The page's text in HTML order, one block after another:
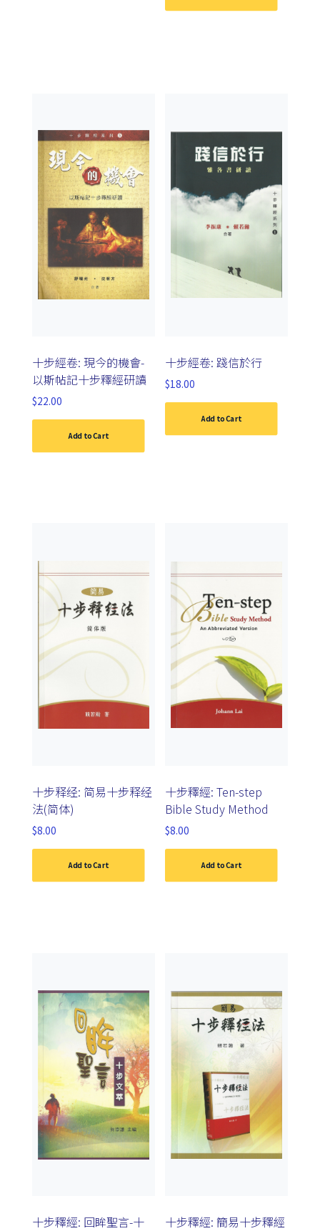
十步經卷: 現今的機會-
以斯帖記十步釋經研讀
$22.00
Add to Cart
十步經卷: 踐信於行
$18.00
Add to Cart
十步释经: 简易十步释经
法(简体)
$8.00
Add to Cart
十步釋經: Ten-step
Bible Study Method
$8.00
Add to Cart
十步釋經: 回眸聖言-十
十步釋經: 簡易十步釋經